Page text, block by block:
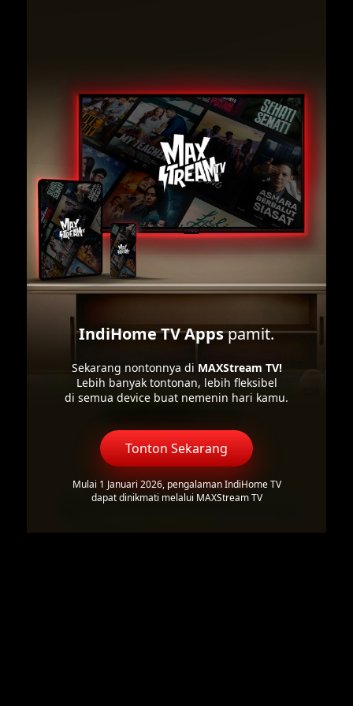
IndiHome TV Appspamit.
Sekarang nontonnya di MAXStream TV!
Lebih banyak tontonan, lebih fleksibel
di semua device buat nemenin hari kamu.
Tonton Sekarang
Mulai 1 Januari 2026, pengalaman IndiHome TV
dapat dinikmati melalui MAXStream TV